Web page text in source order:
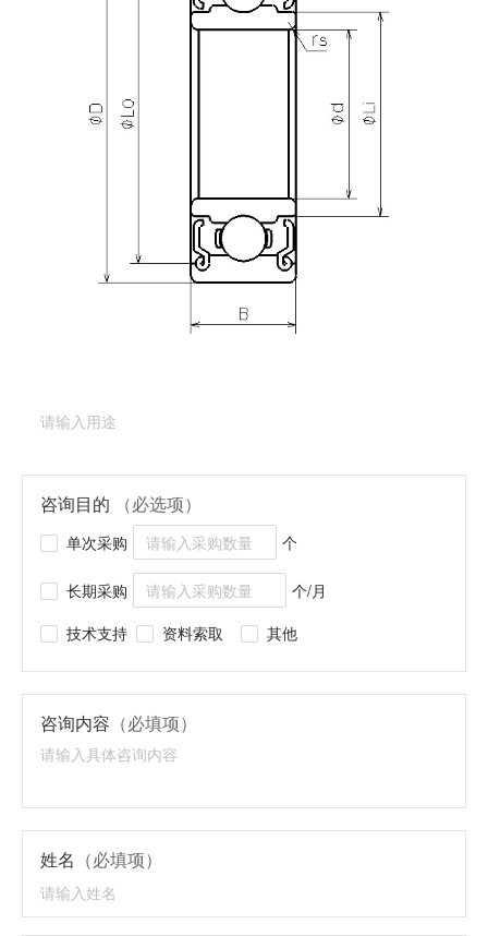
需要更多关于R-4KK的详细信息？
请填写表格，与美蓓亚三美的产品专家取得联系。
深沟球轴承（基本型）产品型号：
咨询目的 （必选项）
单次采购 个
长期采购
个/月
技术支持
资料索取 其他
咨询内容 （必填项）
姓名 （必填项）